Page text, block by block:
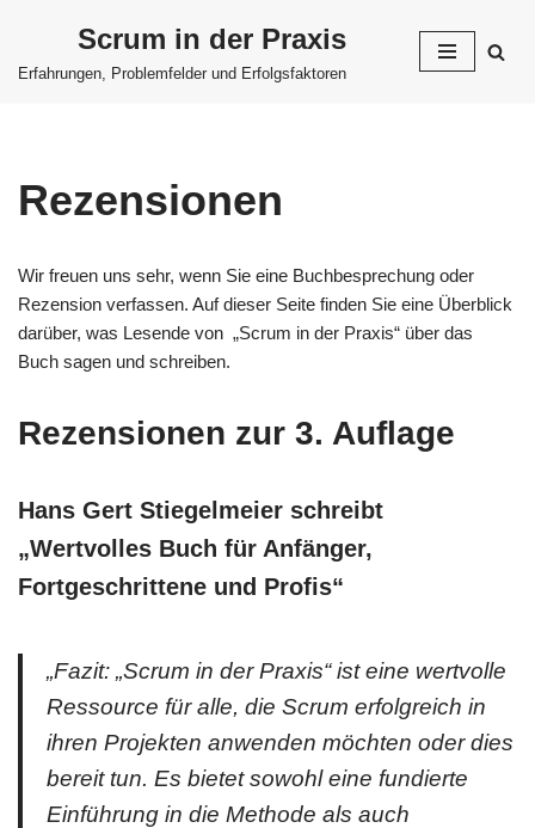
Zum
Scrum in der Praxis
Erfahrungen, Problemfelder und Erfolgsfaktoren
Rezensionen
Wir freuen uns sehr, wenn Sie eine Buchbesprechung oder
Rezension verfassen. Auf dieser Seite finden Sie eine Überblick
darüber, was Lesende von „Scrum in der Praxis“ über das
Buch sagen und schreiben.
Rezensionen zur 3. Auflage
Hans Gert Stiegelmeier schreibt
„Wertvolles Buch für Anfänger,
Fortgeschrittene und Profis“
„Fazit: „Scrum in der Praxis“ ist eine wertvolle
Ressource für alle, die Scrum erfolgreich in
ihren Projekten anwenden möchten oder dies
bereit tun. Es bietet sowohl eine fundierte
Einführung in die Methode als auch